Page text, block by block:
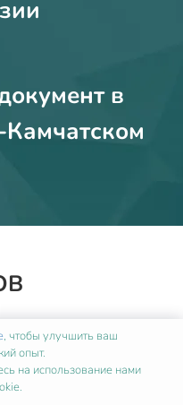
в
, чтобы улучшить ваш
опыт.
на использование нами